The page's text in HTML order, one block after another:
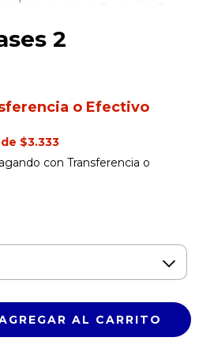
2
o Efectivo
$3.333
con Transferencia o